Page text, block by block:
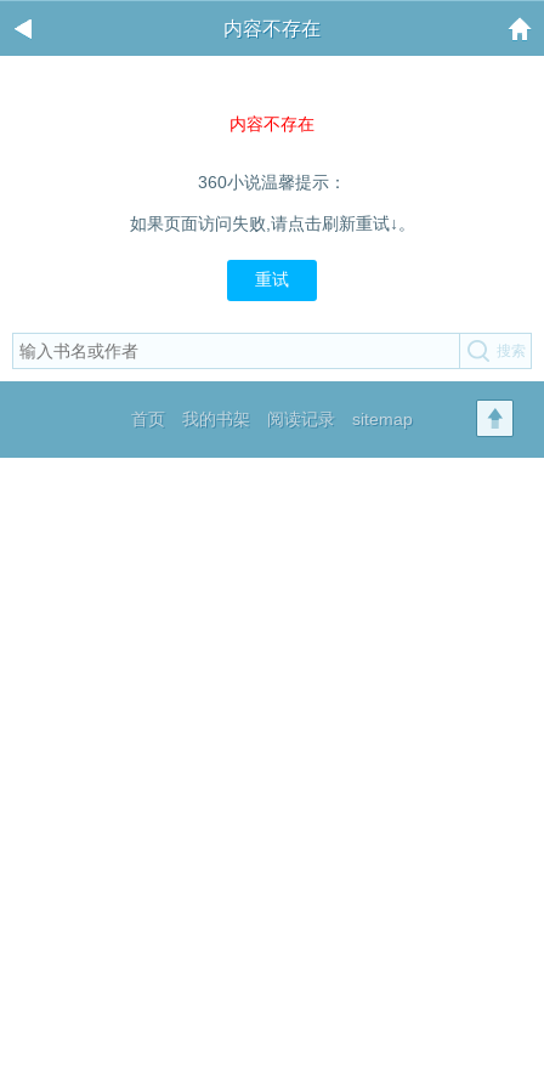
内容不存在
内容不存在
360小说温馨提示：
如果页面访问失败,请点击刷新重试↓。
重试
首页 我的书架 阅读记录 sitemap